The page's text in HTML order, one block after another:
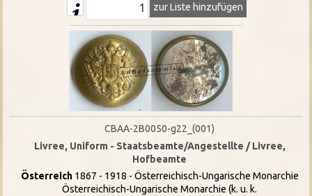
zur Liste hinzufügen
CBAA-2B0050-g22_(001)
Livree, Uniform - Staatsbeamte/Angestellte / Livree,
Hofbeamte
Österreich1867 - 1918 - Österreichisch-Ungarische Monarchie
Österreichisch-Ungarische Monarchie (k. u. k.